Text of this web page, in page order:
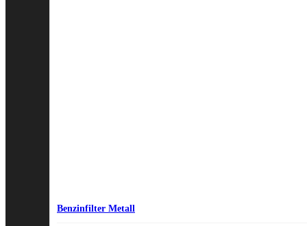
Benzinfilter Metall